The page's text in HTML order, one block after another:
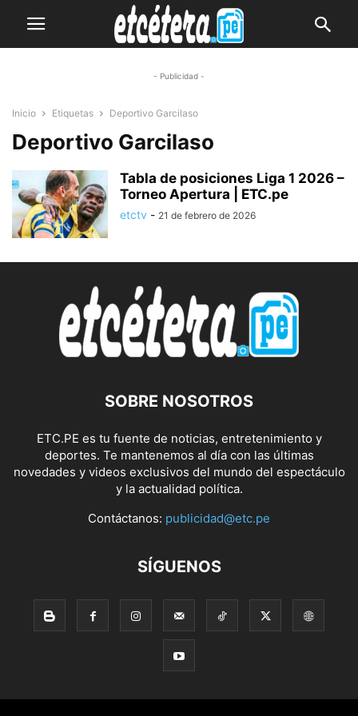
- Publicidad -
Inicio Etiquetas Deportivo Garcilaso
Deportivo Garcilaso
Tabla de posiciones Liga 1 2026 –
Torneo Apertura | ETC.pe
etctv - 21 de febrero de 2026
SOBRE NOSOTROS
ETC.PE es tu fuente de noticias, entretenimiento y
deportes. Te mantenemos al día con las últimas
novedades y videos exclusivos del mundo del espectáculo
y la actualidad política.
Contáctanos: publicidad@etc.pe
SÍGUENOS